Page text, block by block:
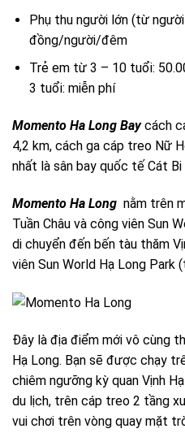
Phụ thu người lớn (từ
đồng/người/đêm
Trẻ em từ 3 – 10 tuổi:
3 tuổi: miễn phí
Momento Ha Long Baycách
4,2 km, cách ga cáp treo Nữ
nhất là sân bay quốc tế Cát Bi
Momento Ha Long nằm trên
Tuần Châu và công viên Sun
di chuyển đến bến tàu thăm
viên Sun World Hạ Long Park
Đây là địa điểm mới vô cùng
Hạ Long. Bạn sẽ được chạy
chiêm ngưỡng kỳ quan Vịnh
du lịch, trên cáp treo 2 tầng
vui chơi trên vòng quay mặt